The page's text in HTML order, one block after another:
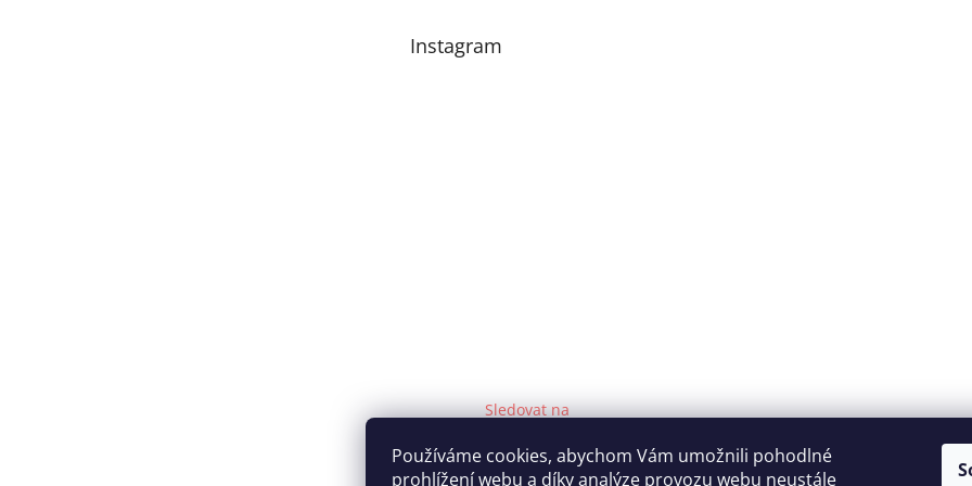
Používáme cookies, abychom Vám umožnili pohodlné
prohlížení webu a díky analýze provozu webu neustále
Instagram
Sledovat na